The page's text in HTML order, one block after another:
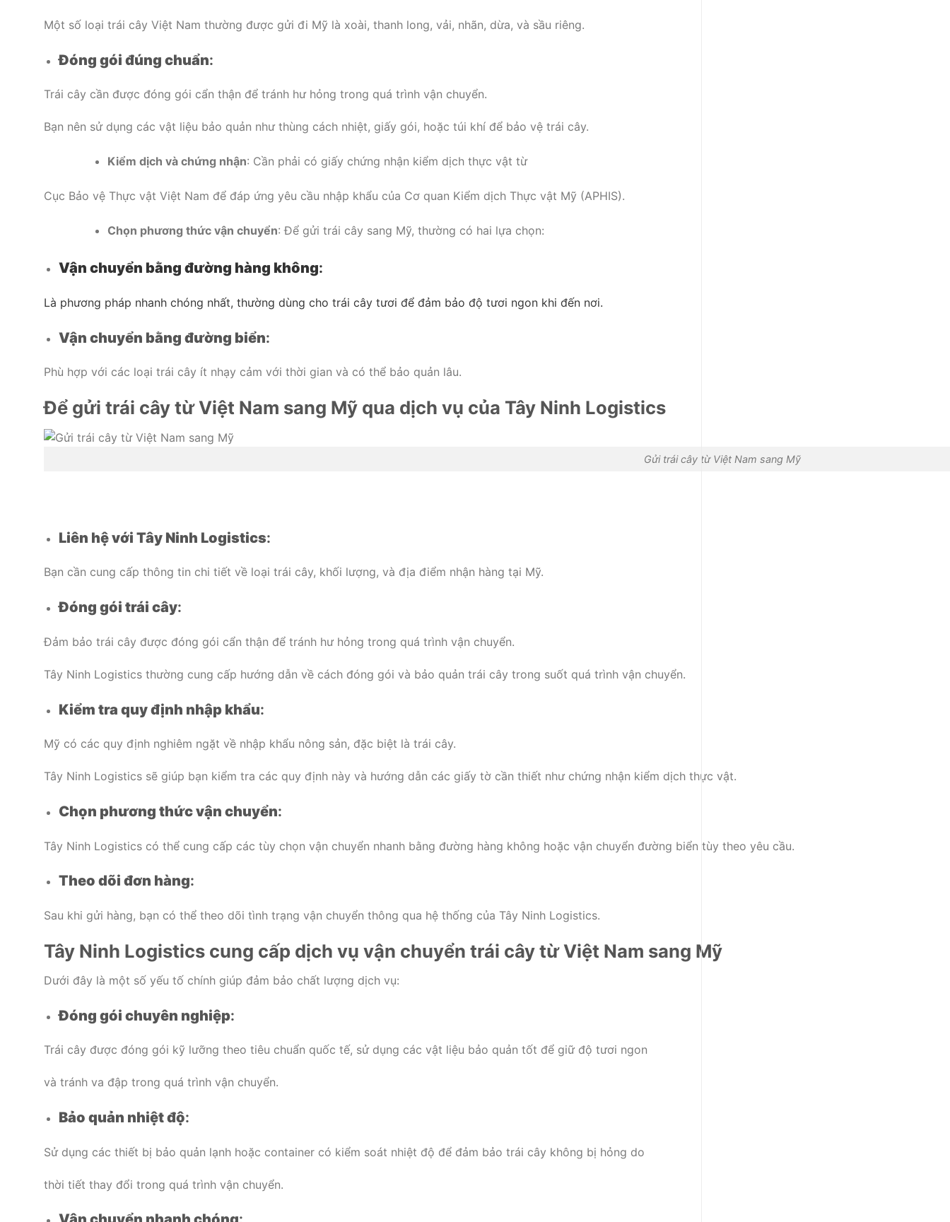
Một số loại trái cây Việt Nam thường được gửi đi Mỹ là xoài, thanh long, vải, nhãn, dừa, và sầu riêng.
Đóng gói đúng chuẩn:
Trái cây cần được đóng gói cẩn thận để tránh hư hỏng trong quá trình vận chuyển.
Bạn nên sử dụng các vật liệu bảo quản như thùng cách nhiệt, giấy gói, hoặc túi khí để bảo vệ trái cây.
Kiểm dịch và chứng nhận: Cần phải có giấy chứng nhận kiểm dịch thực vật từ
Cục Bảo vệ Thực vật Việt Nam để đáp ứng yêu cầu nhập khẩu của Cơ quan Kiểm dịch Thực vật Mỹ (APHIS).
Chọn phương thức vận chuyển: Để gửi trái cây sang Mỹ, thường có hai lựa chọn:
Vận chuyển bằng đường hàng không:
Là phương pháp nhanh chóng nhất, thường dùng cho trái cây tươi để đảm bảo độ tươi ngon khi đến nơi.
Vận chuyển bằng đường biển:
Phù hợp với các loại trái cây ít nhạy cảm với thời gian và có thể bảo quản lâu.
Để gửi trái cây từ Việt Nam sang Mỹ qua dịch vụ của Tây Ninh Logistics
Gửi trái cây từ Việt Nam sang Mỹ
Liên hệ với Tây Ninh Logistics:
Bạn cần cung cấp thông tin chi tiết về loại trái cây, khối lượng, và địa điểm nhận hàng tại Mỹ.
Đóng gói trái cây:
Đảm bảo trái cây được đóng gói cẩn thận để tránh hư hỏng trong quá trình vận chuyển.
Tây Ninh Logistics thường cung cấp hướng dẫn về cách đóng gói và bảo quản trái cây trong suốt quá trình vận chuyển.
Kiểm tra quy định nhập khẩu:
Mỹ có các quy định nghiêm ngặt về nhập khẩu nông sản, đặc biệt là trái cây.
Tây Ninh Logistics sẽ giúp bạn kiểm tra các quy định này và hướng dẫn các giấy tờ cần thiết như chứng nhận kiểm dịch thực vật.
Chọn phương thức vận chuyển:
Tây Ninh Logistics có thể cung cấp các tùy chọn vận chuyển nhanh bằng đường hàng không hoặc vận chuyển đường biển tùy theo yêu cầu.
Theo dõi đơn hàng:
Sau khi gửi hàng, bạn có thể theo dõi tình trạng vận chuyển thông qua hệ thống của Tây Ninh Logistics.
Tây Ninh Logistics cung cấp dịch vụ vận chuyển trái cây từ Việt Nam sang Mỹ
Dưới đây là một số yếu tố chính giúp đảm bảo chất lượng dịch vụ:
Đóng gói chuyên nghiệp:
Trái cây được đóng gói kỹ lưỡng theo tiêu chuẩn quốc tế, sử dụng các vật liệu bảo quản tốt để giữ độ tươi ngon
và tránh va đập trong quá trình vận chuyển.
Bảo quản nhiệt độ:
Sử dụng các thiết bị bảo quản lạnh hoặc container có kiểm soát nhiệt độ để đảm bảo trái cây không bị hỏng do
thời tiết thay đổi trong quá trình vận chuyển.